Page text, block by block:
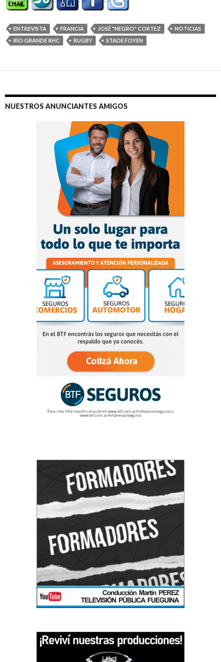
ENTREVISTA FRANCIA JOSÉ "NEGRO" CORTEZ
NOTICIAS
RÍO GRANDE RHC
RUGBY STADE FOYEN
NUESTROS ANUNCIANTES AMIGOS